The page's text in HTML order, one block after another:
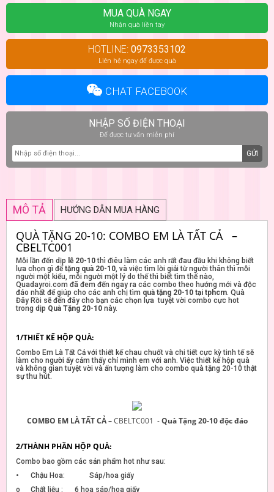
MUA QUÀ NGAY
Nhận quà liền tay
HOTLINE: 0973353102
Liên hệ ngay để được quà
CHAT FACEBOOK
NHẬP SỐ ĐIỆN THOẠI
Để được tư vấn miễn phí
GỬI
MÔ TẢ HƯỚNG DẪN MUA HÀNG
QUÀ TẶNG 20-10: COMBO EM LÀ TẤT CẢ –
CBELTC001
Mỗi lần đến dịp lễ 20-10thì điêu làm các anh rất đau đầu khi không biết
lựa chọn gì đểtặng quà 20-10 , và việc tìm lời giải từ người thân thì mỗi
người một kiểu, mỗi người một lý do thế thì biết tìm thế nào,
Quadayroi.com đã đem đến ngay ra các combo theo hướng mới và độc
đáo nhất để giúp cho các anh chị tìm quà tặng 20-10 tại tphcm. Quà
Đây Rồi sẽ đến đây cho bạn các chọn lựa tuyệt vời combo cực hot
trong dịp Quà Tặng 20-10 này.
1/THIẾT KẾ HỘP QUÀ:
Combo Em Là Tất Cả với thiết kế chau chuốt và chi tiết cực kỳ tinh tế sẽ
làm cho người ấy cảm thấy chỉ mình em với anh. Việc thiết kế hộp quà
và không gian tuyệt vời và ấn tượng làm cho combo quà tặng 20-10 thật
sự thu hút.
COMBO EM LÀ TẤT CẢ –CBELTC001 -Quà Tặng 20-10 độc đáo
2/THÀNH PHẦN HỘP QUÀ:
Combo bao gồm các sản phẩm hot như sau:
•
Chậu Hoa:
Sáp/hoa giấy
o
Chất liệu :
6 hoa sáp/hoa giấy